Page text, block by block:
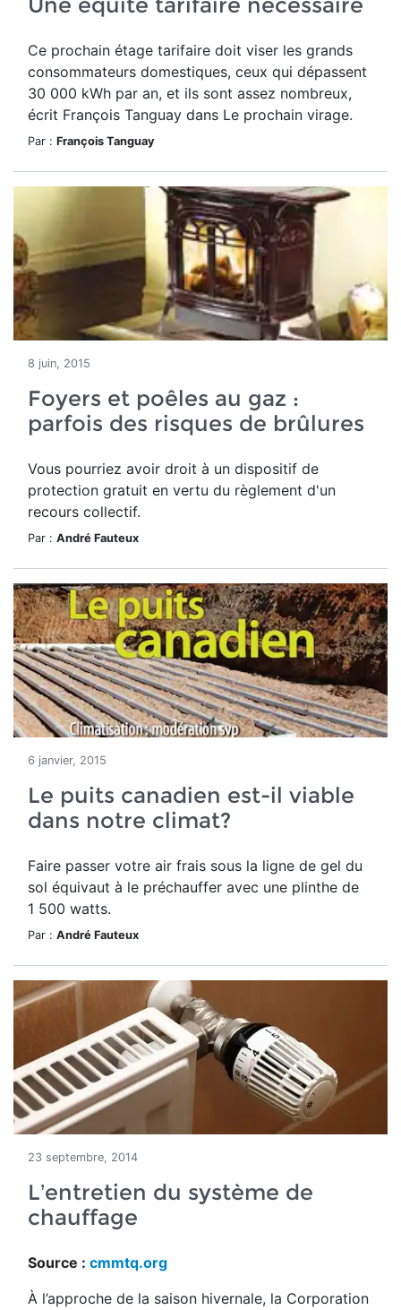
Ce prochain étage tarifaire doit viser les grands
consommateurs domestiques, ceux qui dépassent
30 000 kWh par an, et ils sont assez nombreux,
écrit François Tanguay dans Le prochain virage.
Par : François Tanguay
8 juin, 2015
Foyers et poêles au gaz :
parfois des risques de brûlures
Vous pourriez avoir droit à un dispositif de
protection gratuit en vertu du règlement d'un
recours collectif.
Par : André Fauteux
6 janvier, 2015
Le puits canadien est-il viable
dans notre climat?
Faire passer votre air frais sous la ligne de gel du
sol équivaut à le préchauffer avec une plinthe de
1 500 watts.
Par : André Fauteux
23 septembre, 2014
L’entretien du système de
chauffage
Source : cmmtq.org
À l’approche de la saison hivernale, la Corporation